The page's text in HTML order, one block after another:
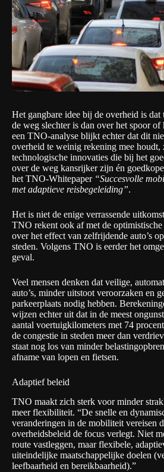
Het gangbare idee bij de overheid is dat
de weg slechter is dan over het spoor
een TNO-analyse blijkt echter dat dit
overheid te weinig rekening mee houdt,
technologische innovaties die bij het
over de weg kansrijker zijn én
het TNO-Whitepaper “Succesvolle
met adaptieve reisbegeleiding”.
Het is niet de enige verrassende
TNO rekent ook af met de
over het effect van zelfrijdende auto’s
steden. Volgens TNO is eerder het
geval.
Veel mensen denken dat veilige,
auto’s, minder uitstoot veroorzaken en
parkeerplaats nodig hebben.
wijzen echter uit dat in de meest
aantal voertuigkilometers met 74
de congestie in steden meer dan
staat nog los van minder
afname van lopen en fietsen.
Adaptief beleid
TNO maakt zich sterk voor minder
meer flexibiliteit. “De snelle en
veranderingen in de mobiliteit vereisen
overheidsbeleid de focus verlegt. Niet
route vastleggen, maar flexibele,
uiteindelijke maatschappelijke doelen
leefbaarheid en bereikbaarheid).”